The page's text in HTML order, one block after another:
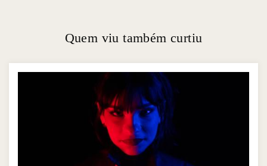
Quem viu também curtiu